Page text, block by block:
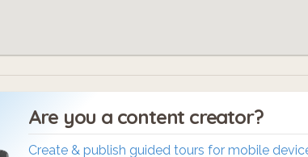
Are you a content creator?
Create & publish guided tours for mobile